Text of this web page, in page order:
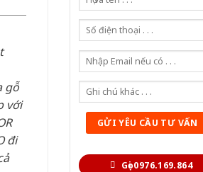
Gọi 0976.169.864
gỗ
với
đi